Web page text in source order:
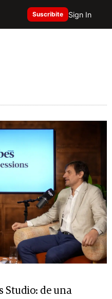
Suscribite Sign In
Studio: de una